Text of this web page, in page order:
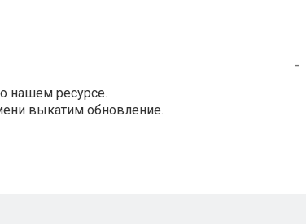
-
нашем ресурсе.
выкатим обновление.